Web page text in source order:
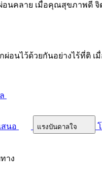
อนคลาย เมื่อคุณสุขภาพดี
ผ่อนไว้ด้วยกันอย่างไร้ที่ติ
สนอ แรงบันดาลใจ
าง